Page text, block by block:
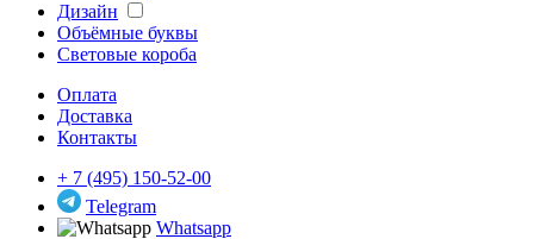
Дизайн
Объёмные буквы
Световые короба
Оплата
Доставка
Контакты
+ 7 (495) 150-52-00
Telegram
Whatsapp